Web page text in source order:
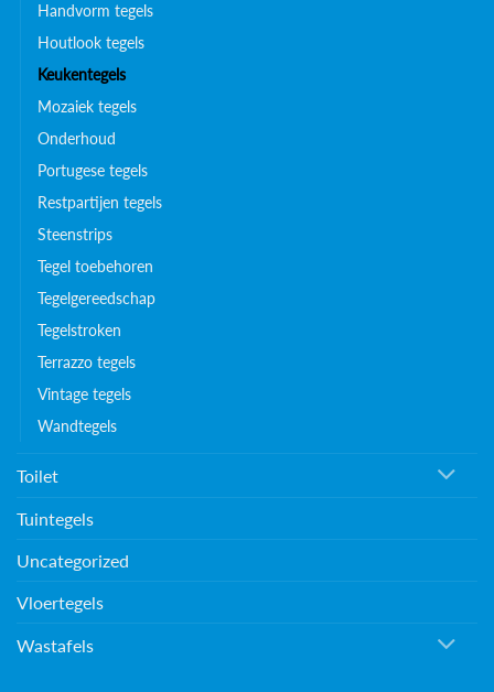
Handvorm tegels
Houtlook tegels
Keukentegels
Mozaiek tegels
Onderhoud
Portugese tegels
Restpartijen tegels
Steenstrips
Tegel toebehoren
Tegelgereedschap
Tegelstroken
Terrazzo tegels
Vintage tegels
Wandtegels
Toilet
Tuintegels
Uncategorized
Vloertegels
Wastafels